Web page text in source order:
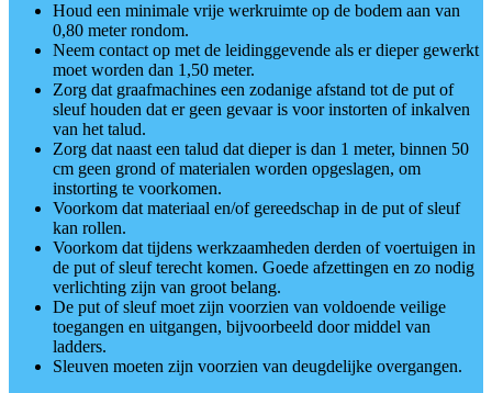
Houd een minimale vrije werkruimte op de bodem aan van
0,80 meter rondom.
Neem contact op met de leidinggevende als er dieper gewerkt
moet worden dan 1,50 meter.
Zorg dat graafmachines een zodanige afstand tot de put of
sleuf houden dat er geen gevaar is voor instorten of inkalven
van het talud.
Zorg dat naast een talud dat dieper is dan 1 meter, binnen 50
cm geen grond of materialen worden opgeslagen, om
instorting te voorkomen.
Voorkom dat materiaal en/of gereedschap in de put of sleuf
kan rollen.
Voorkom dat tijdens werkzaamheden derden of voertuigen in
de put of sleuf terecht komen. Goede afzettingen en zo nodig
verlichting zijn van groot belang.
De put of sleuf moet zijn voorzien van voldoende veilige
toegangen en uitgangen, bijvoorbeeld door middel van
ladders.
Sleuven moeten zijn voorzien van deugdelijke overgangen.